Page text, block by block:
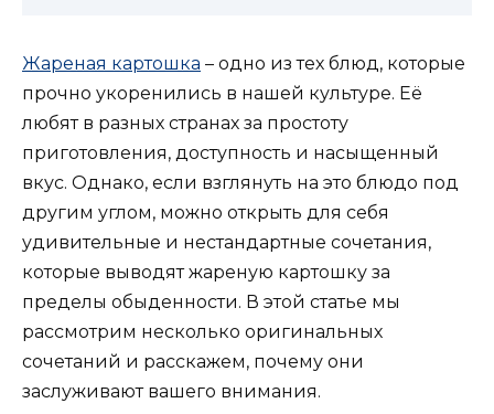
Жареная картошка – одно из тех блюд, которые
прочно укоренились в нашей культуре. Её
любят в разных странах за простоту
приготовления, доступность и насыщенный
вкус. Однако, если взглянуть на это блюдо под
другим углом, можно открыть для себя
удивительные и нестандартные сочетания,
которые выводят жареную картошку за
пределы обыденности. В этой статье мы
рассмотрим несколько оригинальных
сочетаний и расскажем, почему они
заслуживают вашего внимания.